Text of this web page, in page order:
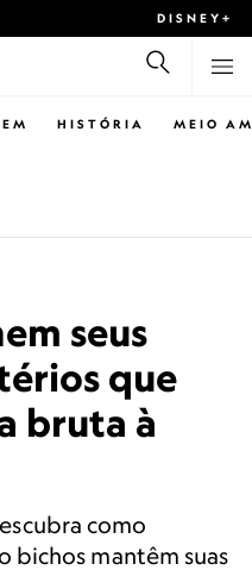
DISNEY+
HISTÓRIA MEIO
seus
que
bruta à
como
bichos mantêm suas